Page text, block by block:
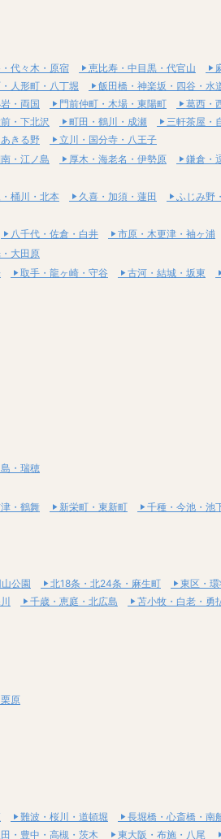
代々木・原宿 恵比寿・中目黒・代官山
人形町・八丁堀 飯田橋・神楽坂・四谷・水
・両国 門前仲町・木場・東陽町
葛西・
・下北沢 町田・鶴川・成瀬
三軒茶屋・
きる野
立川・国分寺・八王子
・江ノ島 厚木・海老名・伊勢原
鎌倉・
・桶川・北本 久喜・加須・蓮田
ふじみ野
八千代・佐倉・白井 市原・木更津・袖ヶ浦
大田原
取手・龍ヶ崎・守谷 古河・結城・坂東
・瑞穂
・鶴舞 新栄町・東新町 千種・今池・池
公園 北18条・北24条・麻生町
東区・
千歳・恵庭・北広島 苫小牧・白老・勇
原
難波・桜川・道頓堀 長堀橋・心斎橋・南
・豊中・高槻・茨木 東大阪・布施・八尾